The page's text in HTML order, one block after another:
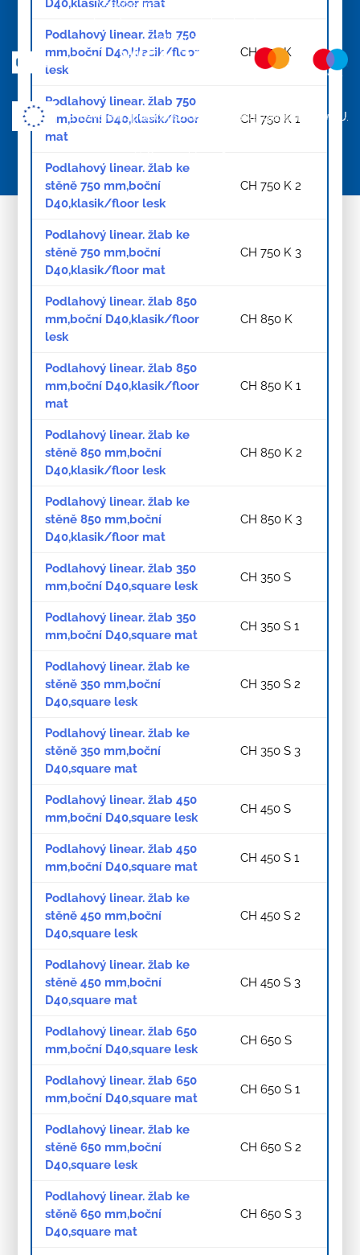
D40,klasik/floor mat
Podlahový linear. žlab 750
mm,boční D40,klasik/floor
lesk
CH 750 K
Podlahový linear. žlab 750
mm,boční D40,klasik/floor
mat
CH 750 K 1
Podlahový linear. žlab ke
stěně 750 mm,boční
D40,klasik/floor lesk
CH 750 K 2
Podlahový linear. žlab ke
stěně 750 mm,boční
D40,klasik/floor mat
CH 750 K 3
Podlahový linear. žlab 850
mm,boční D40,klasik/floor
lesk
CH 850 K
Podlahový linear. žlab 850
mm,boční D40,klasik/floor
mat
CH 850 K 1
Podlahový linear. žlab ke
stěně 850 mm,boční
D40,klasik/floor lesk
CH 850 K 2
Podlahový linear. žlab ke
stěně 850 mm,boční
D40,klasik/floor mat
CH 850 K 3
Podlahový linear. žlab 350
mm,boční D40,square lesk
CH 350 S
Podlahový linear. žlab 350
mm,boční D40,square mat
CH 350 S 1
Podlahový linear. žlab ke
stěně 350 mm,boční
D40,square lesk
CH 350 S 2
Podlahový linear. žlab ke
stěně 350 mm,boční
D40,square mat
CH 350 S 3
Podlahový linear. žlab 450
mm,boční D40,square lesk
CH 450 S
Podlahový linear. žlab 450
mm,boční D40,square mat
CH 450 S 1
Podlahový linear. žlab ke
stěně 450 mm,boční
D40,square lesk
CH 450 S 2
Podlahový linear. žlab ke
stěně 450 mm,boční
D40,square mat
CH 450 S 3
Podlahový linear. žlab 650
mm,boční D40,square lesk
CH 650 S
Podlahový linear. žlab 650
mm,boční D40,square mat
CH 650 S 1
Podlahový linear. žlab ke
stěně 650 mm,boční
D40,square lesk
CH 650 S 2
Podlahový linear. žlab ke
stěně 650 mm,boční
D40,square mat
CH 650 S 3
Všeobecné obchodní podmínky
Reklamace